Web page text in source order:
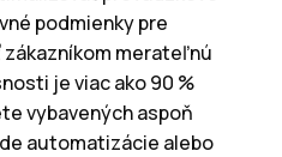
podmienky pre
merateľnú
je viac ako 90 %
vybavených aspoň
automatizácie alebo